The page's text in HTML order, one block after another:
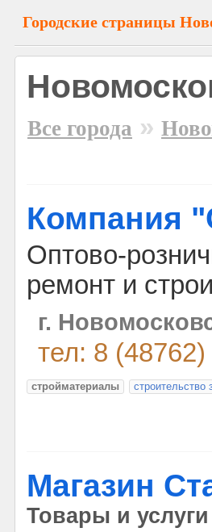
Городские страницы
Все города »
Компания
Оптово-
ремонт и
г.
тел: 8
стройматериалы строительство
Магазин
Товары и услуги